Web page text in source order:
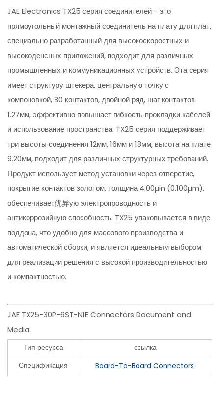
JAE Electronics TX25 серия соединителей - это
прямоугольный монтажный соединитель на плату для плат,
специально разработанный для высокоскоростных и
высокоденсных приложений, подходит для различных
промышленных и коммуникационных устройств. Эта серия
имеет структуру штекера, центральную точку с
компоновкой, 30 контактов, двойной ряд, шаг контактов
1.27мм, эффективно повышает гибкость прокладки кабелей
и использование пространства. TX25 серия поддерживает
три высоты соединения 12мм, 16мм и 18мм, высота на плате
9.20мм, подходит для различных структурных требований.
Продукт использует метод установки через отверстие,
покрытие контактов золотом, толщина 4.00µin (0.100µm),
обеспечивает优异ую электропроводность и
антикоррозийную способность. TX25 упаковывается в виде
поддона, что удобно для массового производства и
автоматической сборки, и является идеальным выбором
для реализации решения с высокой производительностью
и компактностью.
JAE TX25-30P-6ST-N1E Connectors Document and
Media:
Тип ресурса
ссылка
Спецификация
Board-To-Board Connectors